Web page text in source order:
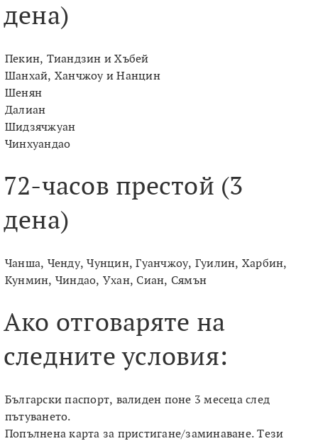
дена)
Пекин, Тиандзин и Хъбей
Шанхай, Ханчжоу и Нанцин
Шенян
Далиан
Шидзячжуан
Чинхуандао
72-часов престой (3
дена)
Чанша, Ченду, Чунцин, Гуанчжоу, Гуилин, Харбин,
Кунмин, Чиндао, Ухан, Сиан, Сямън
Ако отговаряте на
следните условия:
Български паспорт, валиден поне 3 месеца след
пътуването.
Попълнена карта за пристигане/заминаване. Тези